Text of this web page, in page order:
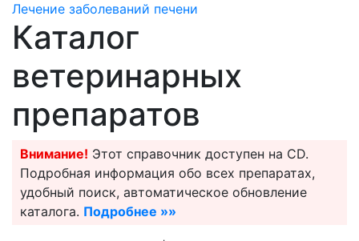
Лечение заболеваний печени
Каталог
ветеринарных
препаратов
Внимание! Этот справочник доступен на CD.
Подробная информация обо всех препаратах,
удобный поиск, автоматическое обновление
каталога. Подробнее »»